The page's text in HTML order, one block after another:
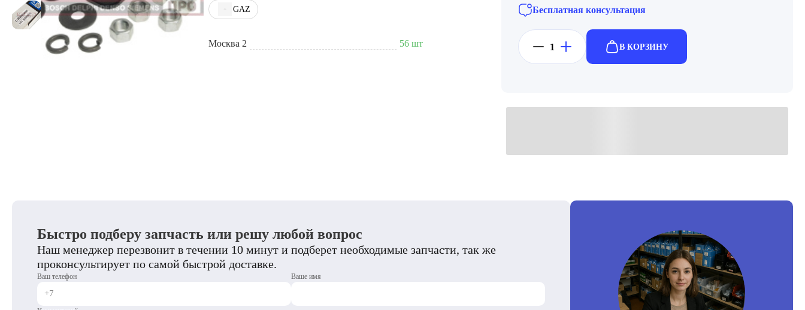
Бесплатная консультация
В КОРЗИНУ
GAZ
Москва 2 56 шт
Быстро подберу запчасть или решу любой вопрос
Наш менеджер перезвонит в течении 10 минут и подберет необходимые запчасти, так же
проконсультирует по самой быстрой доставке.
Ваш телефон Ваше имя